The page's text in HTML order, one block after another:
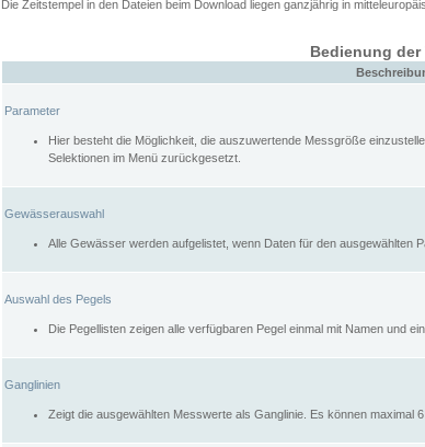
Die Zeitstempel in den Dateien beim Download liegen ganzjährig in
Bedienung der
Parameter
Hier besteht die Möglichkeit, die auszuwertende Messgröße
Selektionen im Menü zurückgesetzt.
Gewässerauswahl
Alle Gewässer werden aufgelistet, wenn Daten für den ausgewählten
Auswahl des Pegels
Die Pegellisten zeigen alle verfügbaren Pegel einmal mit Namen und
Ganglinien
Zeigt die ausgewählten Messwerte als Ganglinie. Es können maximal